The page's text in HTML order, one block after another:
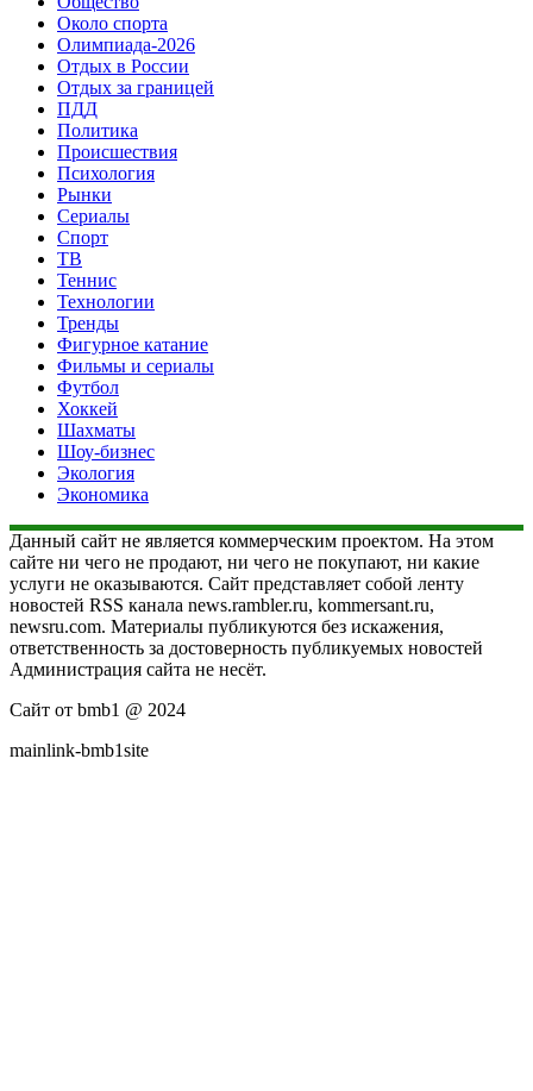
Около спорта
Олимпиада-2026
Отдых в России
Отдых за границей
ПДД
Политика
Происшествия
Психология
Рынки
Сериалы
Спорт
ТВ
Теннис
Технологии
Тренды
Фигурное катание
Фильмы и сериалы
Футбол
Хоккей
Шахматы
Шоу-бизнес
Экология
Экономика
Данный сайт не является коммерческим проектом. На этом
сайте ни чего не продают, ни чего не покупают, ни какие
услуги не оказываются. Сайт представляет собой ленту
новостей RSS канала news.rambler.ru, kommersant.ru,
newsru.com. Материалы публикуются без искажения,
ответственность за достоверность публикуемых новостей
Администрация сайта не несёт.
Сайт от bmb1 @ 2024
mainlink-bmb1site